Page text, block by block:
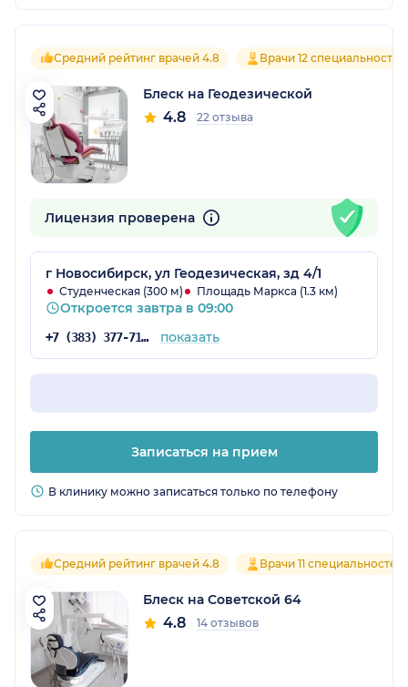
Средний рейтинг врачей 4.8 Врачи 12 специальностей
Блеск на Геодезической
4.8 22 отзыва
Лицензия проверена
г Новосибирск, ул Геодезическая, зд 4/1
Студенческая (300 м) Площадь Маркса (1.3 км)
Откроется завтра в 09:00
+7 (383) 377-71-29 показать
Записаться на прием
В клинику можно записаться только по телефону
Средний рейтинг врачей 4.8 Врачи 11 специальностей
Блеск на Советской 64
4.8 14 отзывов